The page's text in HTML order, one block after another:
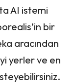
AI istemi
bir
aracından
yerler ve en